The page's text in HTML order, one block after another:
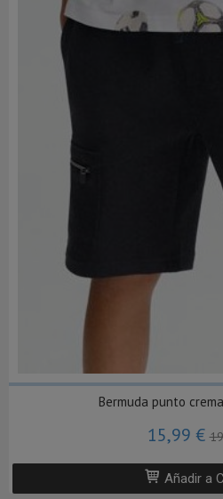
Bermuda punto
15,99 €
Añadir a